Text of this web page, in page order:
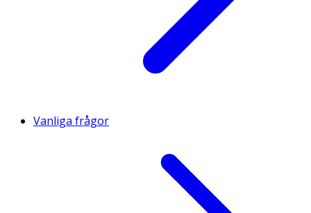
Vanliga frågor